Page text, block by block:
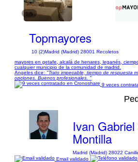
1/5
Topmayores
10 (2)Madrid (Madrid) 28001 Recoletos
mayores en getafe, alcalá de henares, leganés,
cualquier municipio de la comunidad de madrid.
Angeles dice: "Trato impecable, tiempo de respuesta
opciones. Buenos profesionales. "
9 veces
Ivan
Montilla
Madrid (Madrid) 28022
Email validado